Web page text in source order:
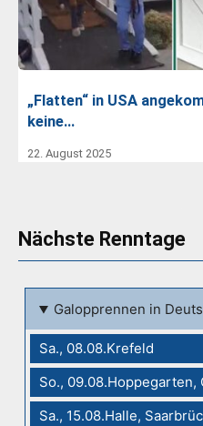
„Flatten“ in USA
keine…
22. August 2025
Nächste Renntage
Galopprennen in
Sa., 08.08.Krefeld
So., 09.08.Hoppegarten,
Sa., 15.08.Halle,